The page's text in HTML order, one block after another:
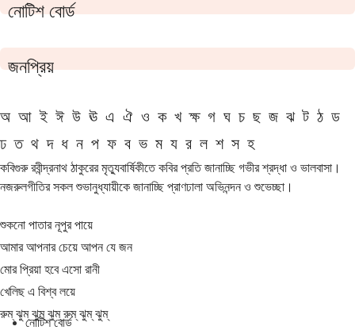
নোটিশ বোর্ড
জনপ্রিয়
অ আ ই ঈ উ ঊ এ ঐ ও ক খ ক্ষ গ ঘ চ ছ জ ঝ ট ঠ ড
ঢ ত থ দ ধ ন প ফ ব ভ ম য র ল শ স হ
কবিগুরু রবীন্দ্রনাথ ঠাকুরের মৃত্যুবার্ষিকীতে কবির প্রতি জানাচ্ছি গভীর শ্রদ্ধা ও ভালবাসা।
নজরুলগীতির সকল শুভানুধ্যায়ীকে জানাচ্ছি প্রাণঢালা অভিনন্দন ও শুভেচ্ছা।
শুকনো পাতার নূপুর পায়ে
আমার আপনার চেয়ে আপন যে জন
মোর প্রিয়া হবে এসো রানী
খেলিছ এ বিশ্ব লয়ে
রুম্ ঝুম্ ঝুম্ ঝুম্ রুম্ ঝুম্ ঝুম্
নোটিশ বোর্ড